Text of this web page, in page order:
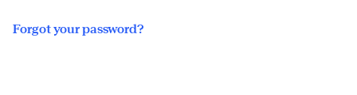
Forgot your password?